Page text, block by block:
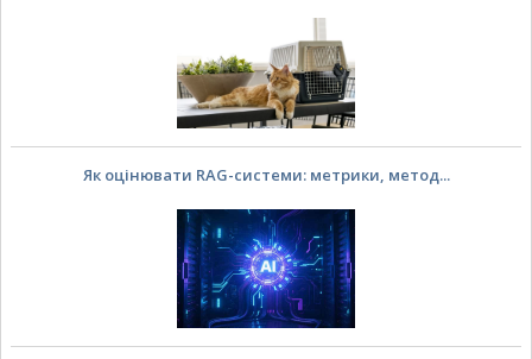
Як оцінювати RAG-системи: метрики, метод...